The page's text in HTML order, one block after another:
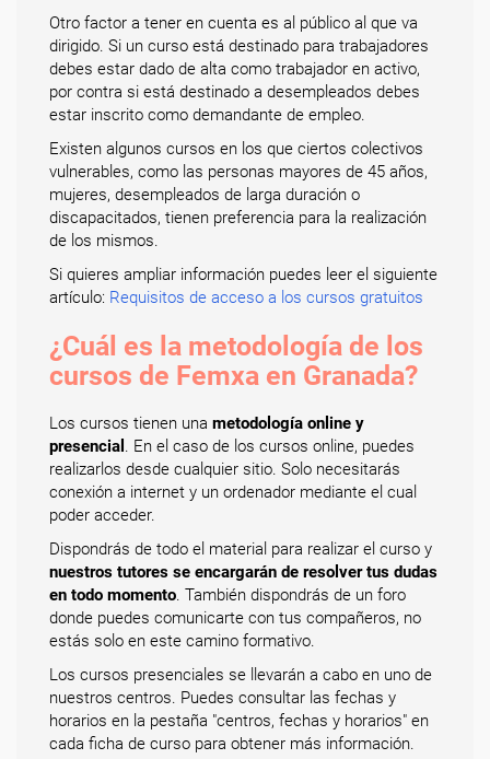
Otro factor a tener en cuenta es al público al que va
dirigido. Si un curso está destinado para trabajadores
debes estar dado de alta como trabajador en activo,
por contra si está destinado a desempleados debes
estar inscrito como demandante de empleo.
Existen algunos cursos en los que ciertos colectivos
vulnerables, como las personas mayores de 45 años,
mujeres, desempleados de larga duración o
discapacitados, tienen preferencia para la realización
de los mismos.
Si quieres ampliar información puedes leer el siguiente
artículo: Requisitos de acceso a los cursos gratuitos
¿Cuál es la metodología de los
cursos de Femxa en Granada?
Los cursos tienen una metodología online y
presencial . En el caso de los cursos online, puedes
realizarlos desde cualquier sitio. Solo necesitarás
conexión a internet y un ordenador mediante el cual
poder acceder.
Dispondrás de todo el material para realizar el curso y
nuestros tutores se encargarán de resolver tus dudas
en todo momento. También dispondrás de un foro
donde puedes comunicarte con tus compañeros, no
estás solo en este camino formativo.
Los cursos presenciales se llevarán a cabo en uno de
nuestros centros. Puedes consultar las fechas y
horarios en la pestaña "centros, fechas y horarios" en
cada ficha de curso para obtener más información.